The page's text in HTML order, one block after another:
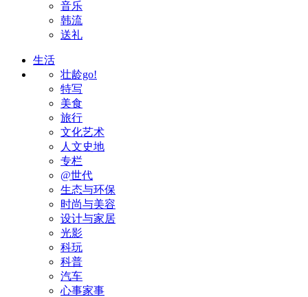
音乐
韩流
送礼
生活
壮龄go!
特写
美食
旅行
文化艺术
人文史地
专栏
@世代
生态与环保
时尚与美容
设计与家居
光影
科玩
科普
汽车
心事家事